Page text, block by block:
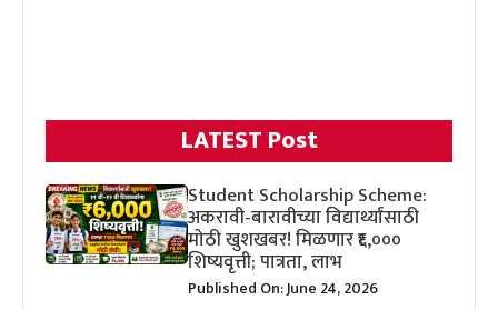
LATEST Post
Student Scholarship Scheme:
अकरावी-बारावीच्या विद्यार्थ्यांसाठी
मोठी खुशखबर! मिळणार ₹६,०००
शिष्यवृत्ती; पात्रता, लाभ
Published On: June 24, 2026